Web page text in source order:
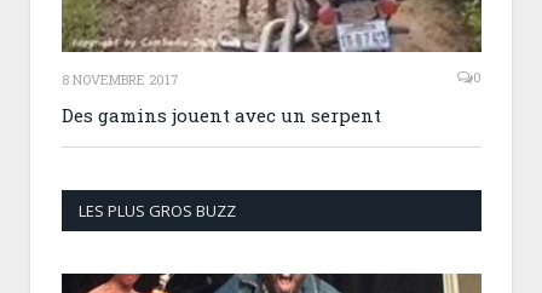
8 NOVEMBRE 2017 0
Des gamins jouent avec un serpent
LES PLUS GROS BUZZ